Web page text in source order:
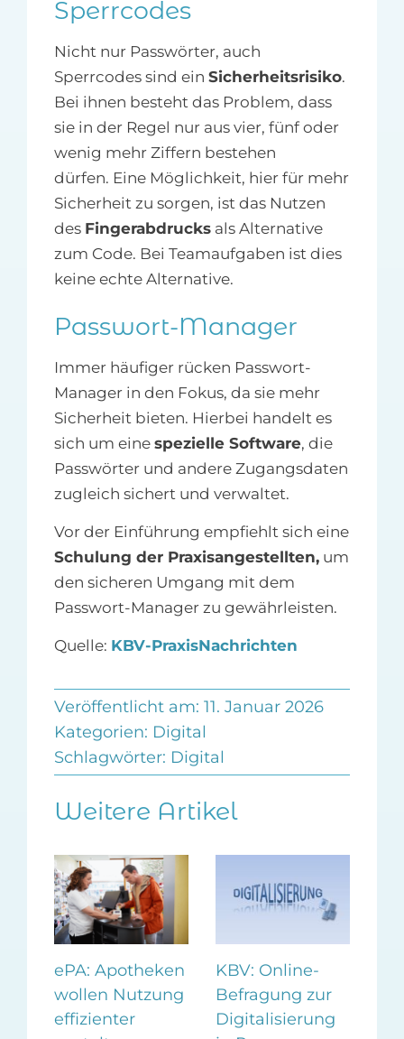
Sperrcodes
Nicht nur Passwörter, auch
Sperrcodes sind ein Sicherheitsrisiko.
Bei ihnen besteht das Problem, dass
sie in der Regel nur aus vier, fünf oder
wenig mehr Ziffern bestehen
dürfen. Eine Möglichkeit, hier für mehr
Sicherheit zu sorgen, ist das Nutzen
des Fingerabdrucksals Alternative
zum Code. Bei Teamaufgaben ist dies
keine echte Alternative.
Passwort-Manager
Immer häufiger rücken Passwort-
Manager in den Fokus, da sie mehr
Sicherheit bieten. Hierbei handelt es
sich um eine spezielle Software, die
Passwörter und andere Zugangsdaten
zugleich sichert und verwaltet.
Vor der Einführung empfiehlt sich eine
Schulung der Praxisangestellten,um
den sicheren Umgang mit dem
Passwort-Manager zu gewährleisten.
Quelle: KBV-PraxisNachrichten
Veröffentlicht am: 11. Januar 2026
Kategorien: Digital
Schlagwörter: Digital
Weitere Artikel
ePA: Apotheken
wollen Nutzung
effizienter
KBV: Online-
Befragung zur
Digitalisierung